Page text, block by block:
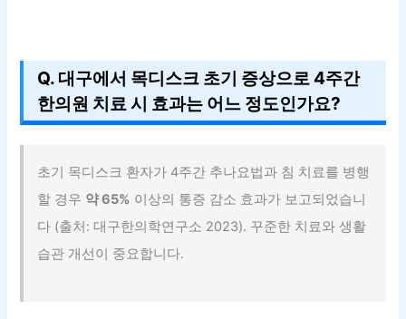
Q. 대구에서 목디스크 초기 증상으로 4주간
한의원 치료 시 효과는 어느 정도인가요?
초기 목디스크 환자가 4주간 추나요법과 침 치료를 병행
할 경우 약 65% 이상의 통증 감소 효과가 보고되었습니
다 (출처: 대구한의학연구소 2023). 꾸준한 치료와 생활
습관 개선이 중요합니다.